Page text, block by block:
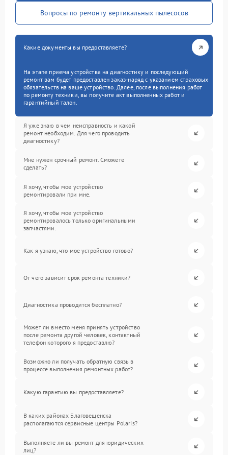
Вопросы по ремонту вертикальных пылесосов
Какие документы вы предоставляете?
На этапе приема устройства на диагностику и последующий
ремонт вам будет предоставлен заказ-наряд с указанием страховых
обязательств на ваше устройство. Далее, после выполнения работ
по ремонту техники, вы получите акт выполненных работ и
гарантийный талон.
Я уже знаю в чем неисправность и какой
ремонт необходим. Для чего проводить
диагностику?
Мне нужен срочный ремонт. Сможете
сделать?
Я хочу, чтобы мое устройство
ремонтировали при мне.
Я хочу, чтобы мое устройство
ремонтировалось только оригинальными
запчастями.
Как я узнаю, что мое устройство готово?
От чего зависит срок ремонта техники?
Диагностика проводится бесплатно?
Может ли вместо меня принять устройство
после ремонта другой человек, контактный
телефон которого я предоставлю?
Возможно ли получать обратную связь в
процессе выполнения ремонтных работ?
Какую гарантию вы предоставляете?
В каких районах Благовещенска
располагаются сервисные центры Polaris?
Выполняете ли вы ремонт для юридических
лиц?